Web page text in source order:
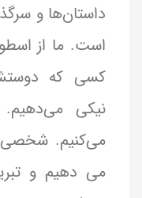
داستان‌ها و
است. ما از
کسی که
نیکی
می‌کنیم. شخصی
می دهیم و